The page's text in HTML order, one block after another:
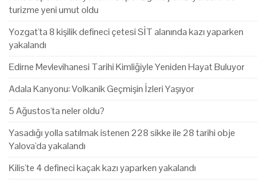
turizme yeni umut oldu
Yozgat'ta 8 kişilik defineci çetesi SİT alanında kazı yaparken
yakalandı
Edirne Mevlevihanesi Tarihi Kimliğiyle Yeniden Hayat Buluyor
Adala Kanyonu: Volkanik Geçmişin İzleri Yaşıyor
5 Ağustos'ta neler oldu?
Yasadığı yolla satılmak istenen 228 sikke ile 28 tarihi obje
Yalova'da yakalandı
Kilis'te 4 defineci kaçak kazı yaparken yakalandı